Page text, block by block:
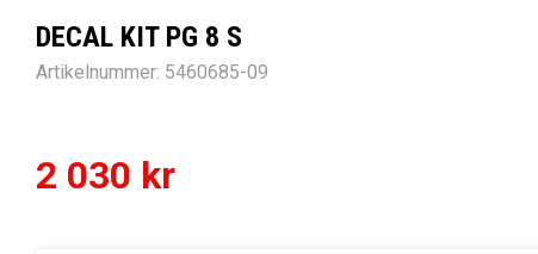
DECAL KIT PG 8 S
Artikelnummer: 5460685-09
2 030 kr